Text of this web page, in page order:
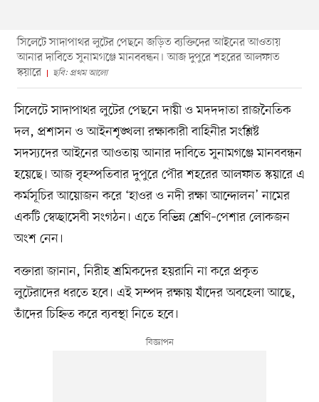
সিলেটে সাদাপাথর লুটের পেছনে জড়িত ব্যক্তিদের আইনের আওতায়
আনার দাবিতে সুনামগঞ্জে মানববন্ধন। আজ দুপুরে শহরের আলফাত
স্কয়ারে
ছবি: প্রথম আলো
সিলেটে সাদাপাথর লুটের পেছনে দায়ী ও মদদদাতা রাজনৈতিক
দল, প্রশাসন ও আইনশৃঙ্খলা রক্ষাকারী বাহিনীর সংশ্লিষ্ট
সদস্যদের আইনের আওতায় আনার দাবিতে সুনামগঞ্জে মানববন্ধন
হয়েছে। আজ বৃহস্পতিবার দুপুরে পৌর শহরের আলফাত স্কয়ারে এ
কর্মসূচির আয়োজন করে ‘হাওর ও নদী রক্ষা আন্দোলন’ নামের
একটি স্বেচ্ছাসেবী সংগঠন। এতে বিভিন্ন শ্রেণি–পেশার লোকজন
অংশ নেন।
বক্তারা জানান, নিরীহ শ্রমিকদের হয়রানি না করে প্রকৃত
লুটেরাদের ধরতে হবে। এই সম্পদ রক্ষায় যাঁদের অবহেলা আছে,
তাঁদের চিহ্নিত করে ব্যবস্থা নিতে হবে।